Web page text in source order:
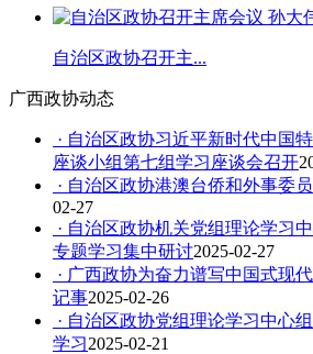
自治区政协召开主...
广西政协动态
· 自治区政协习近平新时代中国
座谈小组第七组学习座谈会召开
· 自治区政协港澳台侨和外事委
02-27
· 自治区政协机关党组理论学习
专题学习集中研讨2025-02-27
· 广西政协为奋力谱写中国式现
记事2025-02-26
· 自治区政协党组理论学习中心
学习2025-02-21